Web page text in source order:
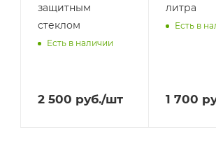
защитным
стеклом
Есть в наличии
2 500 руб./шт
литра
Есть в
1 700